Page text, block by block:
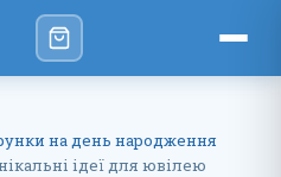
на день народження
ідеї для ювілею